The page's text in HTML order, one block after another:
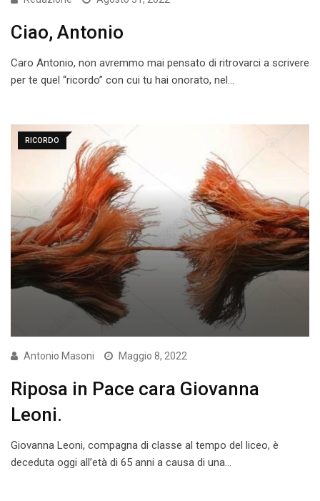
Ciao, Antonio
Caro Antonio, non avremmo mai pensato di ritrovarci a scrivere
per te quel “ricordo” con cui tu hai onorato, nel…
RICORDO
Antonio Masoni Maggio 8, 2022
Riposa in Pace cara Giovanna
Leoni.
Giovanna Leoni, compagna di classe al tempo del liceo, è
deceduta oggi all’età di 65 anni a causa di una…